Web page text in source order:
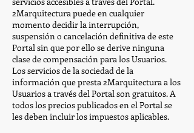
2Marquitectura puede en cualquier
momento decidir la interrupción,
suspensión o cancelación definitiva de este
Portal sin que por ello se derive ninguna
clase de compensación para los Usuarios.
Los servicios de la sociedad de la
información que presta 2Marquitectura a los
Usuarios a través del Portal son gratuitos. A
todos los precios publicados en el Portal se
les deben incluir los impuestos aplicables.